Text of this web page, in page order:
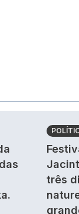
três